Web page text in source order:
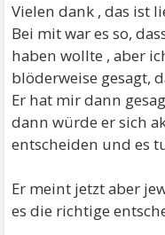
Vielen dank , das ist
Bei mit war es so,
haben wollte , aber
blöderweise gesagt,
Er hat mir dann
dann würde er sich
entscheiden und es
Er meint jetzt aber
es die richtige